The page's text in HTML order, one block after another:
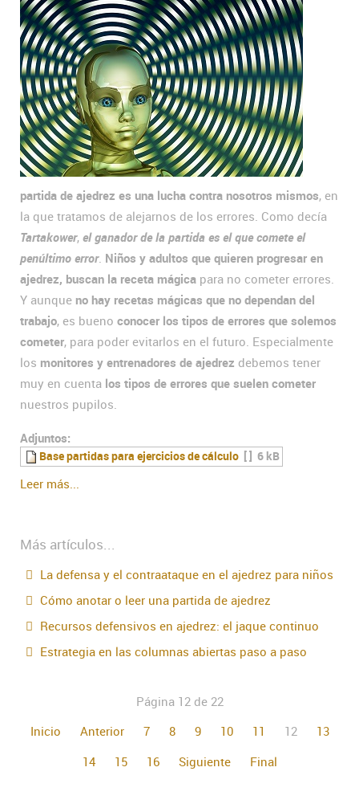
partida de ajedrez es una lucha contra nosotros mismos, en
la que tratamos de alejarnos de los errores. Como decía
Tartakower, el ganador de la partida es el que comete el
penúltimo error. Niños y adultos que quieren progresar en
ajedrez, buscan la receta mágica para no cometer errores.
Y aunque no hay recetas mágicas que no dependan del
trabajo, es bueno conocer los tipos de errores que solemos
cometer, para poder evitarlos en el futuro. Especialmente
los monitores y entrenadores de ajedrez debemos tener
muy en cuenta los tipos de errores que suelen cometer
nuestros pupilos.
Adjuntos:
Base partidas para ejercicios de cálculo [ ] 6 kB
Leer más...
Más artículos...
La defensa y el contraataque en el ajedrez para niños
Cómo anotar o leer una partida de ajedrez
Recursos defensivos en ajedrez: el jaque continuo
Estrategia en las columnas abiertas paso a paso
Página 12 de 22
Inicio
Anterior 7 8 9 10 11 12
13
14
15 16 Siguiente Final